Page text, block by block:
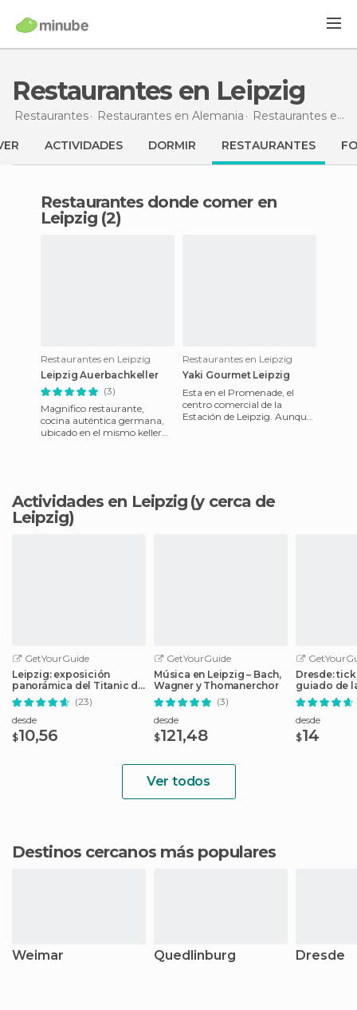
Restaurantes en Leipzig
Restaurantes Restaurantes en Alemania Restaurantes en Sajonia
ACTIVIDADES DORMIR RESTAURANTES
Restaurantes donde comer en
Leipzig (2)
Restaurantes en Leipzig
Leipzig Auerbachkeller
(3)
Magnifico restaurante,
cocina auténtica germana,
ubicado en el mismo keller
Restaurantes en Leipzig
Yaki Gourmet Leipzig
Esta en el Promenade, el
centro comercial de la
Estación de Leipzig. Aunque
Actividades en Leipzig (y cerca de
Leipzig)
GetYourGuide
Leipzig: exposición
panorámica del Titanic de
360 grados
(23)
desde
$10,56
GetYourGuide
Música en Leipzig – Bach,
Wagner y Thomanerchor
(3)
desde
$121,48
Dresde:
guiado de
Semper
desde
$14
Ver todos
Destinos cercanos más populares
Weimar Quedlinburg Dresde